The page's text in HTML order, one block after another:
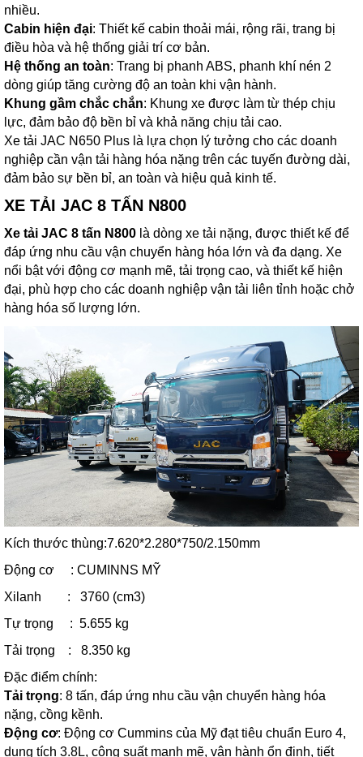
nhiều.
Cabin hiện đại: Thiết kế cabin thoải mái, rộng rãi, trang bị
điều hòa và hệ thống giải trí cơ bản.
Hệ thống an toàn: Trang bị phanh ABS, phanh khí nén 2
dòng giúp tăng cường độ an toàn khi vận hành.
Khung gầm chắc chắn: Khung xe được làm từ thép chịu
lực, đảm bảo độ bền bỉ và khả năng chịu tải cao.
Xe tải JAC N650 Plus là lựa chọn lý tưởng cho các doanh
nghiệp cần vận tải hàng hóa nặng trên các tuyến đường dài,
đảm bảo sự bền bỉ, an toàn và hiệu quả kinh tế.
XE TẢI JAC 8 TẤN N800
Xe tải JAC 8 tấn N800 là dòng xe tải nặng, được thiết kế để
đáp ứng nhu cầu vận chuyển hàng hóa lớn và đa dạng. Xe
nổi bật với động cơ mạnh mẽ, tải trọng cao, và thiết kế hiện
đại, phù hợp cho các doanh nghiệp vận tải liên tỉnh hoặc chở
hàng hóa số lượng lớn.
Kích thước thùng:7.620*2.280*750/2.150mm
Động cơ : CUMINNS MỸ
Xilanh : 3760 (cm3)
Tự trọng : 5.655 kg
Tải trọng : 8.350 kg
Đặc điểm chính:
Tải trọng: 8 tấn, đáp ứng nhu cầu vận chuyển hàng hóa
nặng, cồng kềnh.
Động cơ: Động cơ Cummins của Mỹ đạt tiêu chuẩn Euro 4,
dung tích 3.8L, công suất mạnh mẽ, vận hành ổn định, tiết